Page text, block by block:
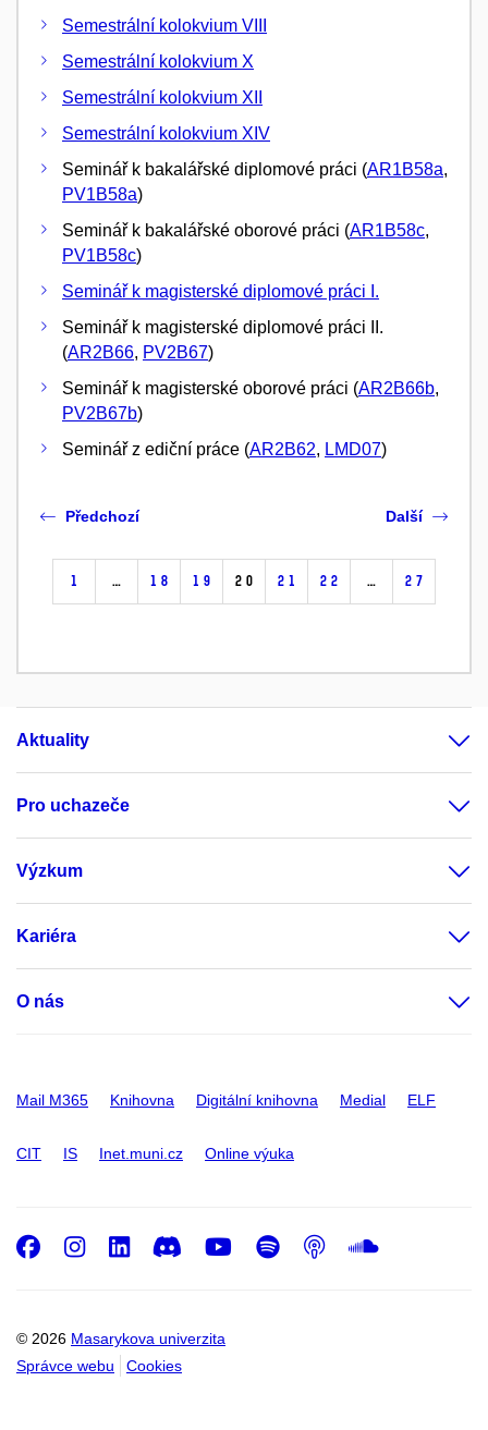
Semestrální kolokvium VIII
Semestrální kolokvium X
Semestrální kolokvium XII
Semestrální kolokvium XIV
Seminář k bakalářské diplomové práci (AR1B58a,
PV1B58a)
Seminář k bakalářské oborové práci (AR1B58c,
PV1B58c)
Seminář k magisterské diplomové práci I.
Seminář k magisterské diplomové práci II.
(AR2B66, PV2B67)
Seminář k magisterské oborové práci (AR2B66b,
PV2B67b)
Seminář z ediční práce (AR2B62, LMD07)
Předchozí
1 … 18 19 20 21 22 … 27
Další
Aktuality
Pro uchazeče
Výzkum
Kariéra
O nás
Mail M365 Knihovna Digitální knihovna Medial ELF
CIT IS Inet.muni.cz Online výuka
© 2026 Masarykova univerzita
Správce webu
Cookies
Facebook
Instagram
LinkedIn
DiscordYoutube
Spotify
Podcast